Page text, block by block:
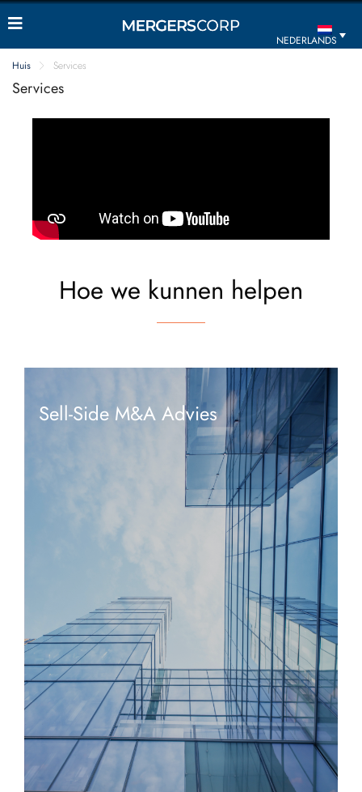
NEDERLANDS
Huis
Services
Services
Hoe we kunnen helpen
Sell-Side M&A Advies